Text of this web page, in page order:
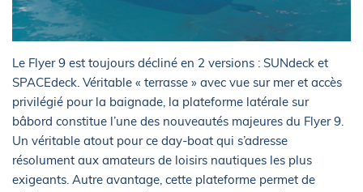
Le Flyer 9 est toujours décliné en 2 versions : SUNdeck et
SPACEdeck. Véritable « terrasse » avec vue sur mer et accès
privilégié pour la baignade, la plateforme latérale sur
bâbord constitue l’une des nouveautés majeures du Flyer 9.
Un véritable atout pour ce day-boat qui s’adresse
résolument aux amateurs de loisirs nautiques les plus
exigeants. Autre avantage, cette plateforme permet de